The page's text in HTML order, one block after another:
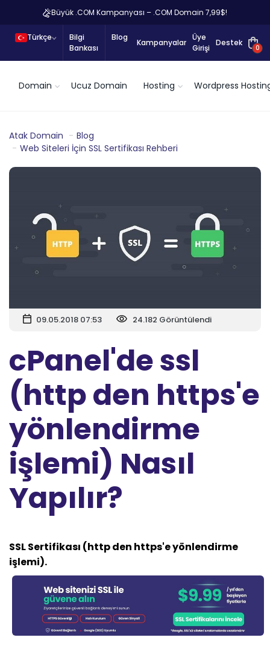
Büyük .COM Kampanyası – .COM Domain 7,99$!
Türkçe
Bilgi
Bankası
Blog
Kampanyalar
Üye
Girişi
Destek
0
Domain Ucuz Domain Hosting Wordpress
Atak Domain
Blog
Web Siteleri İçin SSL Sertifikası Rehberi
09.05.2018 07:53 24.182 Görüntülendi
cPanel'de ssl
(http den https'e
yönlendirme
işlemi) Nasıl
Yapılır?
SSL Sertifikası (http den https'e yönlendirme
işlemi).